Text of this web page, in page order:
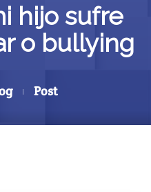
hijo sufre
o bullying
Post